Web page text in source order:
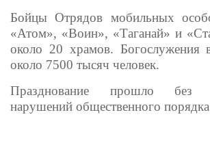
Бойцы Отрядов мобильных
«Атом», «Воин», «Таганай» и
около 20 храмов. Богослужения
около 7500 тысяч человек.
Празднование прошло без
нарушений общественного